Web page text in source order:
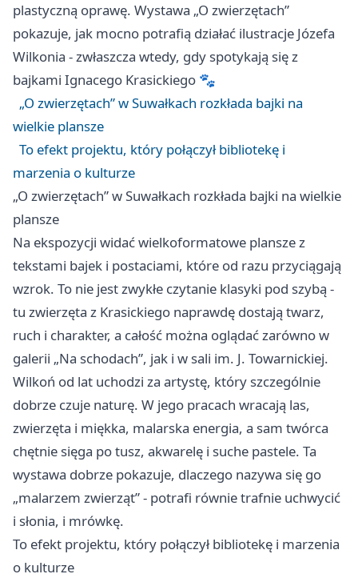
plastyczną oprawę. Wystawa „O zwierzętach”
pokazuje, jak mocno potrafią działać ilustracje Józefa
Wilkonia - zwłaszcza wtedy, gdy spotykają się z
bajkami Ignacego Krasickiego 🐾
„O zwierzętach” w Suwałkach rozkłada bajki na
wielkie plansze
To efekt projektu, który połączył bibliotekę i
marzenia o kulturze
„O zwierzętach” w Suwałkach rozkłada bajki na wielkie
plansze
Na ekspozycji widać wielkoformatowe plansze z
tekstami bajek i postaciami, które od razu przyciągają
wzrok. To nie jest zwykłe czytanie klasyki pod szybą -
tu zwierzęta z Krasickiego naprawdę dostają twarz,
ruch i charakter, a całość można oglądać zarówno w
galerii „Na schodach”, jak i w sali im. J. Towarnickiej.
Wilkoń od lat uchodzi za artystę, który szczególnie
dobrze czuje naturę. W jego pracach wracają las,
zwierzęta i miękka, malarska energia, a sam twórca
chętnie sięga po tusz, akwarelę i suche pastele. Ta
wystawa dobrze pokazuje, dlaczego nazywa się go
„malarzem zwierząt” - potrafi równie trafnie uchwycić
i słonia, i mrówkę.
To efekt projektu, który połączył bibliotekę i marzenia
o kulturze